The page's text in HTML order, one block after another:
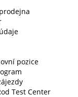
pozice
Test Center